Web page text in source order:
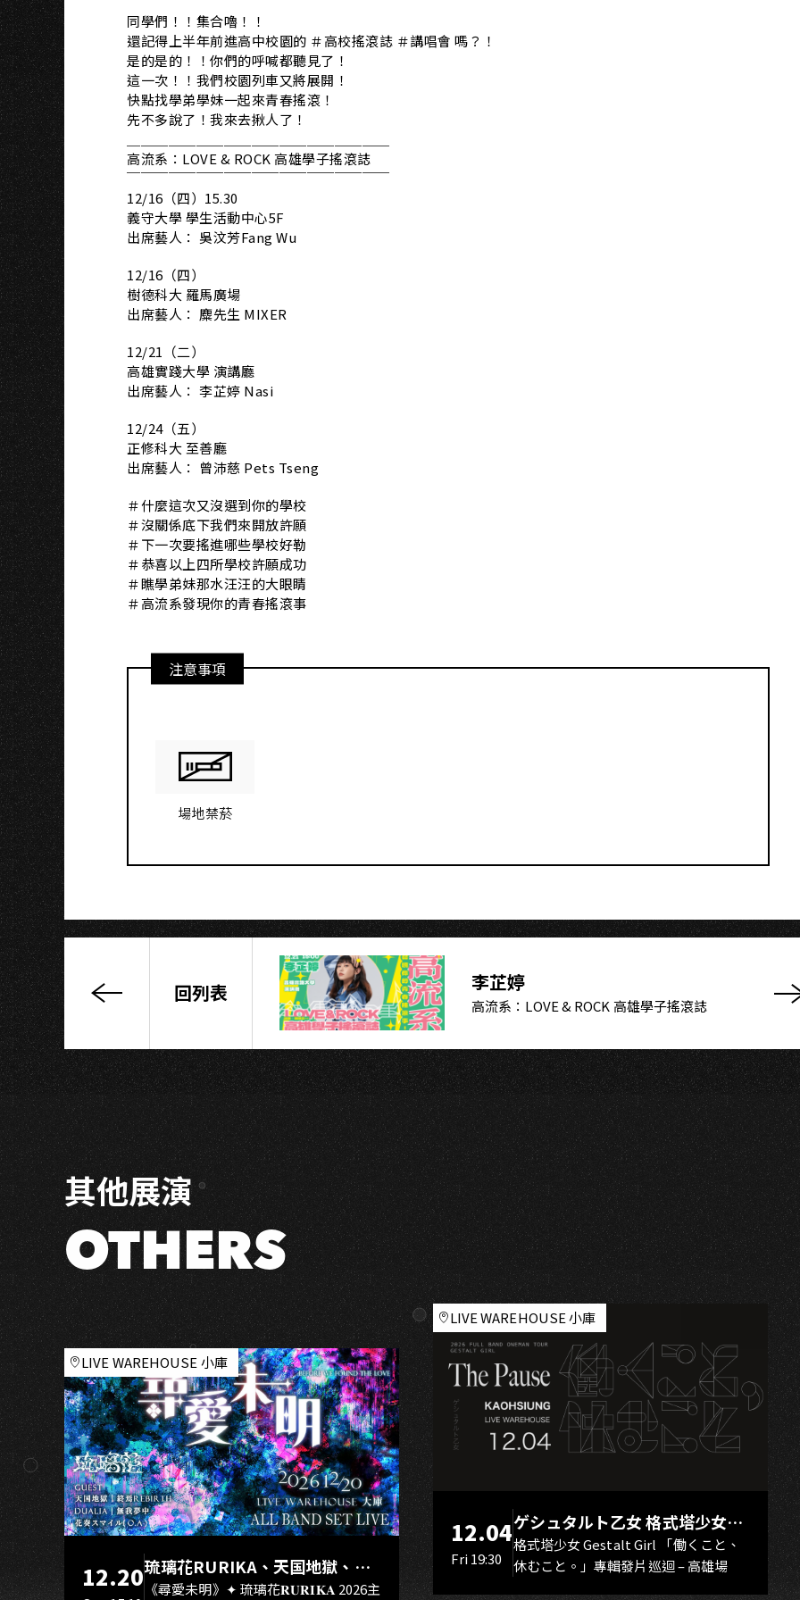
同學們！！集合嚕！！
還記得上半年前進高中校園的 ＃高校搖滾誌 ＃講唱會 嗎？！
是的是的！！你們的呼喊都聽見了！
這一次！！我們校園列車又將展開！
快點找學弟學妹一起來青春搖滾！
先不多說了！我來去揪人了！
高流系：LOVE & ROCK 高雄學子搖滾誌 ​
￣￣￣￣￣￣￣￣￣￣￣￣￣￣￣￣￣￣￣
12/16（四）​15.30
義守大學 學生活動中心5F
出席藝人： 吳汶芳Fang Wu
12/16（四）​
樹德科大 羅馬廣場
出席藝人： 麋先生 MIXER
12/21（二）​
高雄實踐大學 演講廳
出席藝人： 李芷婷 Nasi
12/24（五）​
正修科大 至善廳
出席藝人： 曾沛慈 Pets Tseng
＃什麼這次又沒選到你的學校
＃沒關係底下我們來開放許願
＃下一次要搖進哪些學校好勒
＃恭喜以上四所學校許願成功
＃瞧學弟妹那水汪汪的大眼睛
＃高流系發現你的青春搖滾事
注意事項
場地禁菸
信
袂
變
卦》
專
輯
巡
迴
回列表 李芷婷
高流系：LOVE & ROCK 高雄學子搖滾誌
其他展演
OTHERS
LIVE WAREHOUSE 小庫
12.20琉璃花RURIKA、天国地獄、終
焉Rebirth、DUALIA、無我夢
《尋愛未明》✦ 琉璃花𝐑𝐔𝐑𝐈𝐊𝐀 2026主
LIVE WAREHOUSE 小庫
12.04
Fri 19:30
ゲシュタルト乙女 格式塔少女
Gestalt Girl
格式塔少女 Gestalt Girl 「働くこと、
休むこと。」專輯發片巡迴 – 高雄場